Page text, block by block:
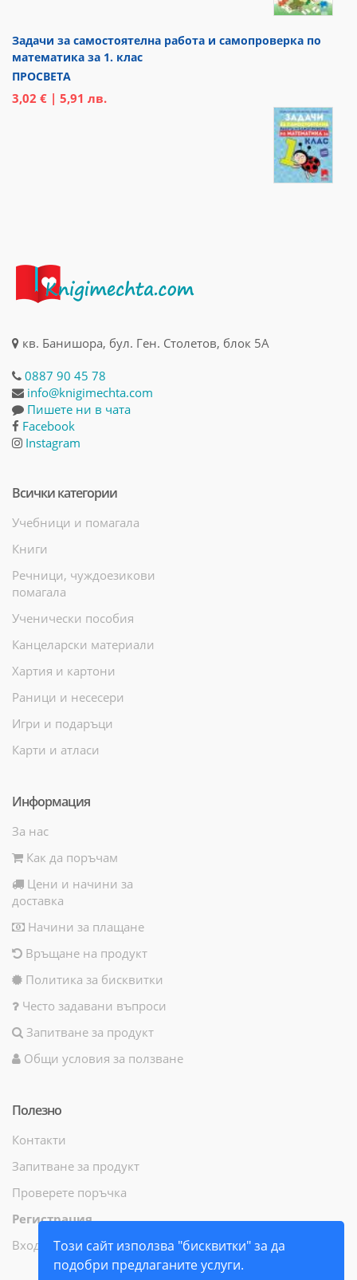
Този сайт използва "бисквитки" за да
подобри предлаганите услуги.
Задачи за самостоятелна работа и самопроверка по
математика за 1. клас
ПРОСВЕТА
3,02 € | 5,91 лв.
кв. Банишора, бул. Ген. Столетов, блок 5А
0887 90 45 78
info@knigimechta.com
Пишете ни в чата
Facebook
Instagram
Всички категории
Учебници и помагала
Книги
Речници, чуждоезикови
помагала
Ученически пособия
Канцеларски материали
Хартия и картони
Раници и несесери
Игри и подаръци
Карти и атласи
Информация
За нас
Как да поръчам
Цени и начини за
доставка
Начини за плащане
Връщане на продукт
Политика за бисквитки
Често задавани въпроси
Запитване за продукт
Общи условия за ползване
Полезно
Контакти
Запитване за продукт
Проверете поръчка
Регистрация
Вход